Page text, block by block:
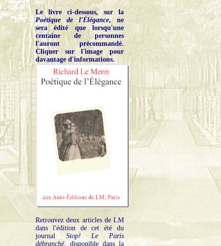
Le livre ci-dessous, sur la
Poétique de l'Élégance, ne
sera édité que lorsqu'une
centaine de personnes
l'auront précommandé.
Cliquer sur l'image pour
davantage d'informations.
Retrouvez deux articles de LM
dans l'édition de cet été du
journal Stop! Le Paris
débranché, disponible dans la